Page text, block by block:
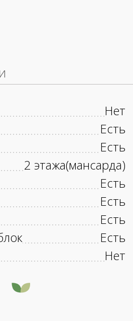
Нет
Есть
Есть
2 этажа(мансарда)
Есть
Есть
Есть
Есть
Нет